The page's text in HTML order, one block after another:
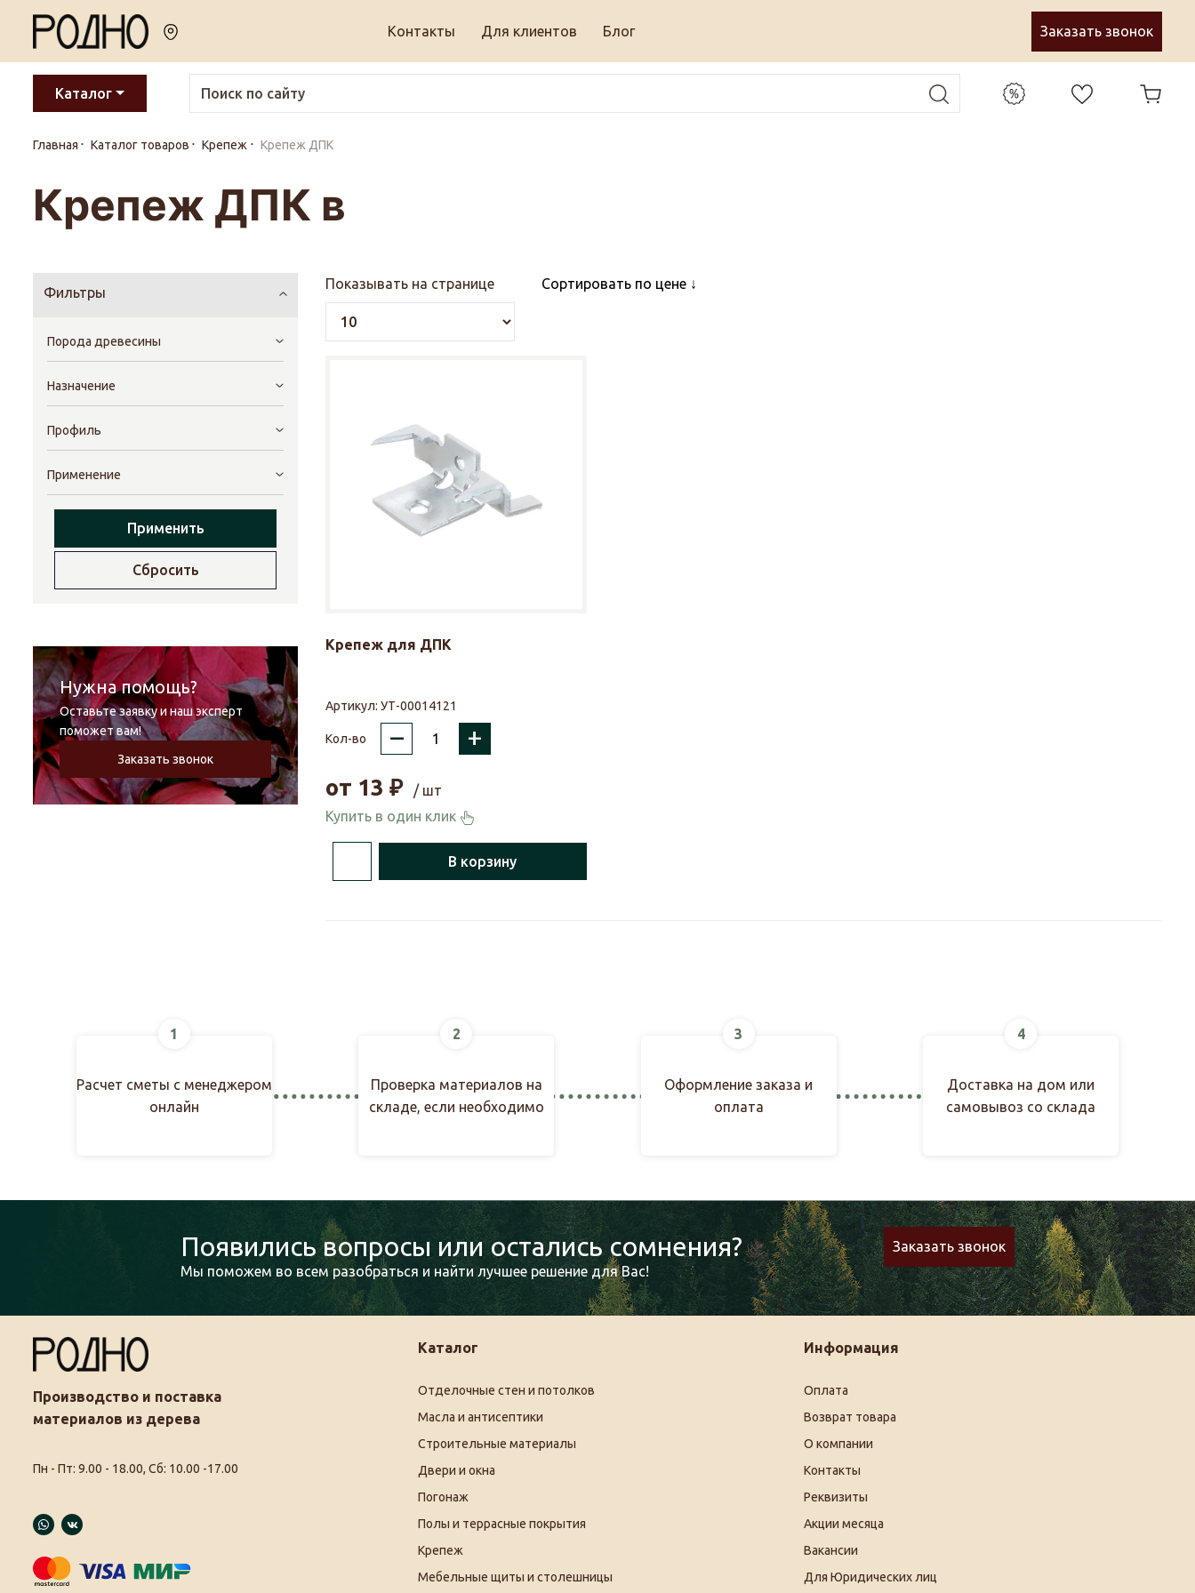
Контакты Для клиентов Блог Заказать звонок
Каталог
Главная Каталог товаров Крепеж Крепеж ДПК
Крепеж ДПК в
Фильтры
Порода древесины
Назначение
Профиль
Применение
Применить
Сбросить
Нужна помощь?
Оставьте заявку и наш эксперт
поможет вам!
Заказать звонок
Показывать на странице Сортировать по цене
Крепеж для ДПК
Артикул: УТ-00014121
Кол-во – +
от 13 ₽
/ шт
Купить в один клик
В корзину
1
Расчет сметы с менеджером
онлайн
2
Проверка материалов на
складе, если необходимо
3
Оформление заказа и
оплата
4
Доставка на дом или
самовывоз со склада
Появились вопросы или остались сомнения?
Мы поможем во всем разобраться и найти лучшее решение для Вас!
Заказать звонок
Производство и поставка
материалов из дерева
Пн - Пт: 9.00 - 18.00, Сб: 10.00 -17.00
Каталог
Отделочные стен и потолков
Масла и антисептики
Строительные материалы
Двери и окна
Погонаж
Полы и террасные покрытия
Крепеж
Мебельные щиты и столешницы
Информация
Оплата
Возврат товара
О компании
Контакты
Реквизиты
Акции месяца
Вакансии
Для Юридических лиц